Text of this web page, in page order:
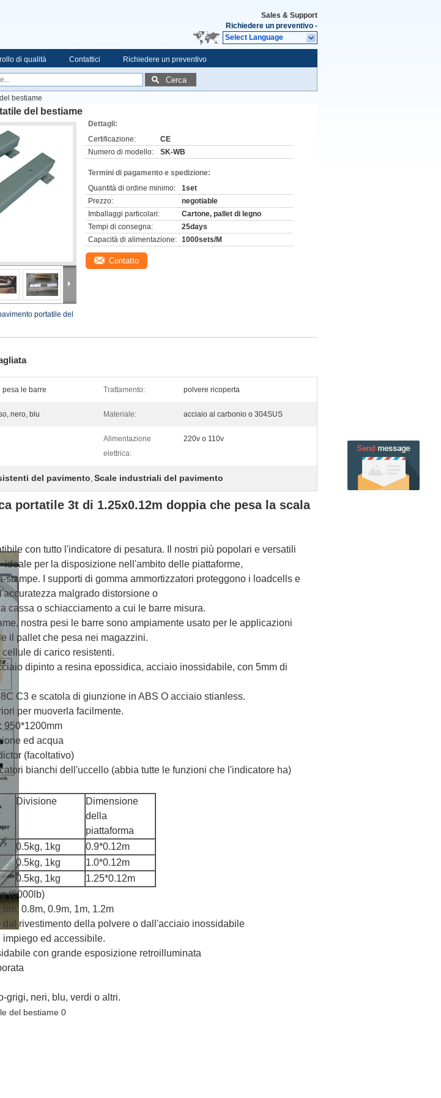
Sales & Support
Richiedere un preventivo -
Select Language
di qualità Contattici Richiedere un preventivo
Cerca
bestiame
del bestiame
portatile del
Dettagli:
Certificazione:
CE
Numero di modello:
SK-WB
Termini di pagamento e spedizione:
Quantità di ordine minimo:
1set
Prezzo:
negotiable
Imballaggi particolari:
Cartone, pallet di legno
Tempi di consegna:
25days
Capacità di alimentazione: 1000sets/M
Contatto
pesa le barre Trattamento: polvere ricoperta
nero, blu Materiale: acciaio al carbonio o 304SUS
Alimentazione
elettrica:
220v o 110v
del pavimento, Scale industriali del pavimento
portatile 3t di 1.25x0.12m doppia che pesa la scala
con tutto l'indicatore di pesatura. Il nostri più popolari e versatili
ideale per la disposizione nell'ambito delle piattaforme,
stampe. I supporti di gomma ammortizzatori proteggono i loadcells e
malgrado distorsione o
cassa o schiacciamento a cui le barre misura.
nostra pesi le barre sono ampiamente usato per le applicazioni
il pallet che pesa nei magazzini.
di carico resistenti.
dipinto a resina epossidica, acciaio inossidabile, con 5mm di
C3 e scatola di giunzione in ABS O acciaio stianless.
per muoverla facilmente.
950*1200mm
ed acqua
(facoltativo)
bianchi dell'uccello (abbia tutte le funzioni che l'indicatore ha)
Divisione
Dimensione
della
piattaforma
0.5kg, 1kg
0.9*0.12m
0.5kg, 1kg
1.0*0.12m
0.5kg, 1kg 1.25*0.12m
(6000lb)
0.8m, 0.9m, 1m, 1.2m
dal rivestimento della polvere o dall'acciaio inossidabile
ed accessibile.
con grande esposizione retroilluminata
grigi, neri, blu, verdi o altri.